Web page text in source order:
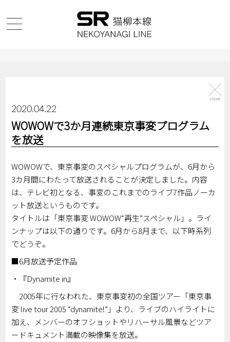
2020.04.22
WOWOWで3か月連続東京事変プログラム
を放送
WOWOWで、東京事変のスペシャルプログラムが、6月から
3カ月間にわたって放送されることが決定しました。内容
は、テレビ初となる、事変のこれまでのライブ7作品ノーカ
ット放送というものです。
タイトルは「東京事変 WOWOW“再生”スペシャル」。ライ
ンナップは以下の通りです。6月から8月まで、以下時系列
でどうぞ。
■6月放送予定作品
・『Dynamite in』
2005年に行なわれた、東京事変初の全国ツアー「東京事
変 live tour 2005 “dynamite!”」より、ライブのハイライトに
加え、メンバーのオフショットやリハーサル風景などツア
ードキュメント満載の映像集を放送。